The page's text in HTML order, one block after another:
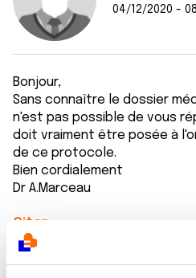
04/12/2020 -
Bonjour,
Sans connaître le dossier
n'est pas possible de vous
doit vraiment être posée à
de ce protocole.
Bien cordialement
Dr A.Marceau
Citer